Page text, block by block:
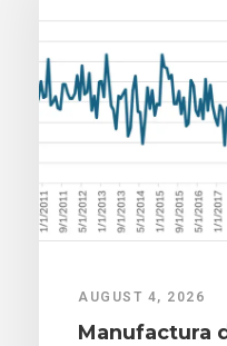
AUGUST 4, 2026
Manufactura